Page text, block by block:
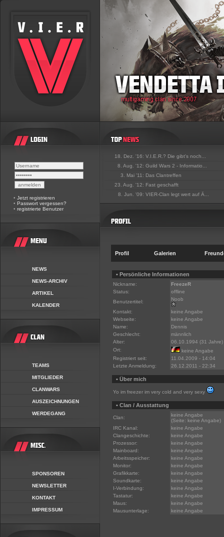
• Jetzt registrieren
• Passwort vergessen?
• registrierte Benutzer
NEWS
NEWS-ARCHIV
ARTIKEL
KALENDER
TEAMS
MITGLIEDER
CLANWARS
AUSZEICHNUNGEN
WERDEGANG
SPONSOREN
NEWSLETTER
KONTAKT
IMPRESSUM
18. Dez. '16: V.I.E.R.? Die gibt's noch...
8. Aug. '12: Guild Wars 2 - Informatio...
3. Mai '11: Das Clantreffen
23. Aug. '12: Fast geschafft
8. Jun. '09: VIER-Clan legt wert auf Ä...
Profil Galerien
• Persönliche Informationen
Nickname:
FreezeR
Status:
offline
Benutzertitel:
Noob
Kontakt:
keine Angabe
Webseite:
keine Angabe
Name:
Dennis
Geschlecht:
männlich
Alter:
06.10.1994 (31 Jahre)
Ort:
keine Angabe
Registriert seit:
11.04.2009 - 14:04
Letzte Anmeldung:
26.12.2011 - 22:34
• Über mich
Yo im freezer im very cold and very sexy
• Clan / Ausstattung
Clan:
keine Angabe
(Seite: keine Angabe)
IRC Kanal:
keine Angabe
Clangeschichte:
keine Angabe
Prozessor:
keine Angabe
Mainboard:
keine Angabe
Arbeitsspeicher:
keine Angabe
Monitor:
keine Angabe
Grafikkarte:
keine Angabe
Soundkarte:
keine Angabe
I-Verbindung:
keine Angabe
Tastatur:
keine Angabe
Maus:
keine Angabe
Mausunterlage:
keine Angabe